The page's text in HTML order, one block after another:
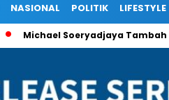
NASIONAL POLITIK LIFESTYLE
Michael Soeryadjaya Tambah